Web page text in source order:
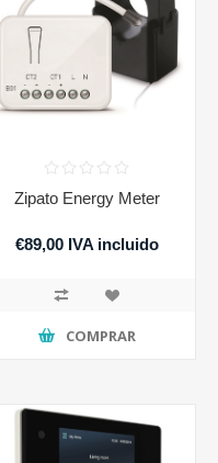
Zipato Energy Meter
€89,00 IVA incluido
COMPRAR